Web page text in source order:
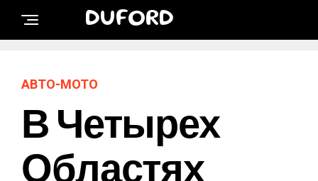
DUFORD
АВТО-МОТО
В Четырех
Областях